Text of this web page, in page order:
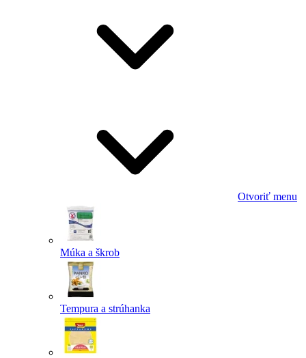
Otvoriť menu
Múka a škrob
Tempura a strúhanka
Powered by chaterimo